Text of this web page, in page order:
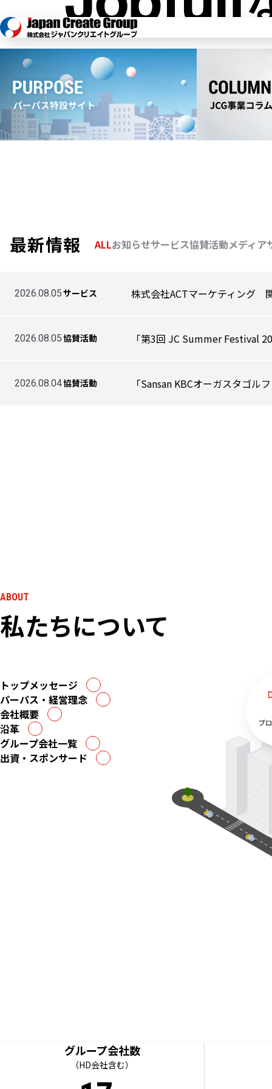
信じるのは、人の可能性。
ひとりひとりの可能性こそが、明
私たちの挑戦と創造で、未来を切
最新情報 ALLお知らせサービス協賛活動メディア
2026.08.05サービス 株式会社ACTマーケティング
2026.08.05協賛活動 「第3回 JC Summer Festival
2026.08.04協賛活動 「Sansan KBCオーガスタゴル
ABOUT
私たちについて
トップメッセージ
パーパス・ 経営理念
会社概要
沿革
グループ会社一覧
出資・ スポンサード
グループ会社数
（HD会社含む）